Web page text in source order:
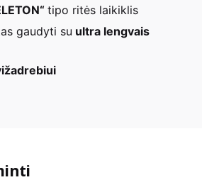
tipo ritės laikiklis
gaudyti su ultra lengvais